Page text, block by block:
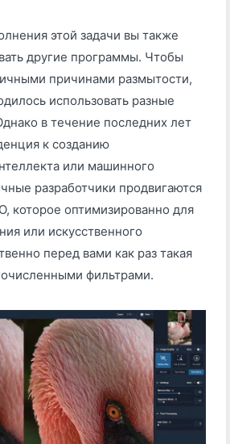
этой задачи вы также
другие программы. Чтобы
причинами размытости,
использовать разные
в течение последних лет
к созданию
или машинного
разработчики продвигаются
которое оптимизированно для
или искусственного
перед вами как раз такая
фильтрами.